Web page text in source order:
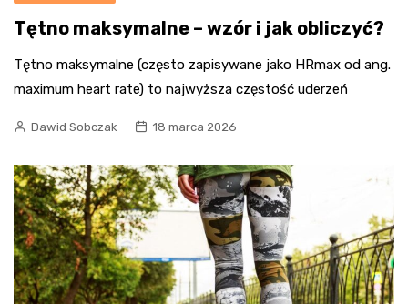
Tętno maksymalne – wzór i jak obliczyć?
Tętno maksymalne (często zapisywane jako HRmax od ang.
maximum heart rate) to najwyższa częstość uderzeń
Dawid Sobczak 18 marca 2026